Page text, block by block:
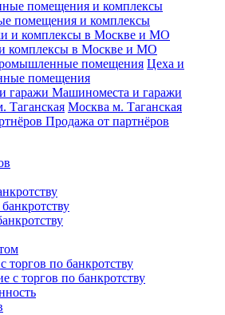
помещения и комплексы
комплексы в Москве и МО
Цеха и
помещения
Машиноместа и гаражи
Москва м. Таганская
Продажа от партнёров
торгов по банкротству
с торгов по банкротству